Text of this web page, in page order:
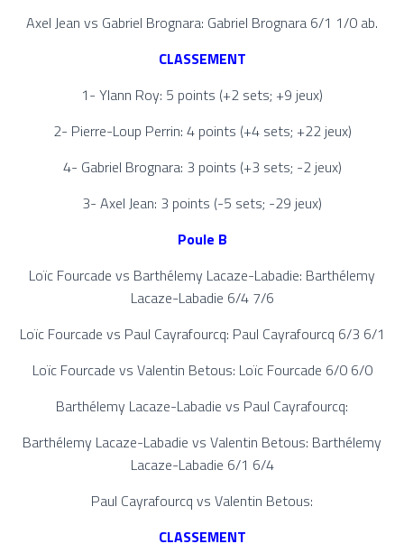
Axel Jean vs Gabriel Brognara: Gabriel Brognara 6/1 1/0 ab.
CLASSEMENT
1- Ylann Roy: 5 points (+2 sets; +9 jeux)
2- Pierre-Loup Perrin: 4 points (+4 sets; +22 jeux)
4- Gabriel Brognara: 3 points (+3 sets; -2 jeux)
3- Axel Jean: 3 points (-5 sets; -29 jeux)
Poule B
Loïc Fourcade vs Barthélemy Lacaze-Labadie: Barthélemy
Lacaze-Labadie 6/4 7/6
Loïc Fourcade vs Paul Cayrafourcq: Paul Cayrafourcq 6/3 6/1
Loïc Fourcade vs Valentin Betous: Loïc Fourcade 6/0 6/0
Barthélemy Lacaze-Labadie vs Paul Cayrafourcq:
Barthélemy Lacaze-Labadie vs Valentin Betous: Barthélemy
Lacaze-Labadie 6/1 6/4
Paul Cayrafourcq vs Valentin Betous:
CLASSEMENT